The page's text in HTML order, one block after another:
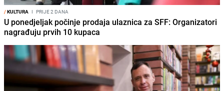
/KULTURA I PRIJE 2 DANA
U ponedjeljak počinje prodaja ulaznica za SFF: Organizatori
nagrađuju prvih 10 kupaca